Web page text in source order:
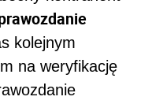
kolejnym
na weryfikację